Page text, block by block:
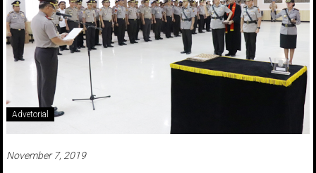
Advetorial
November 7, 2019